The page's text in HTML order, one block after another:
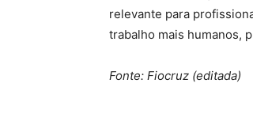
relevante para
trabalho mais humanos,
Fonte: Fiocruz (editada)